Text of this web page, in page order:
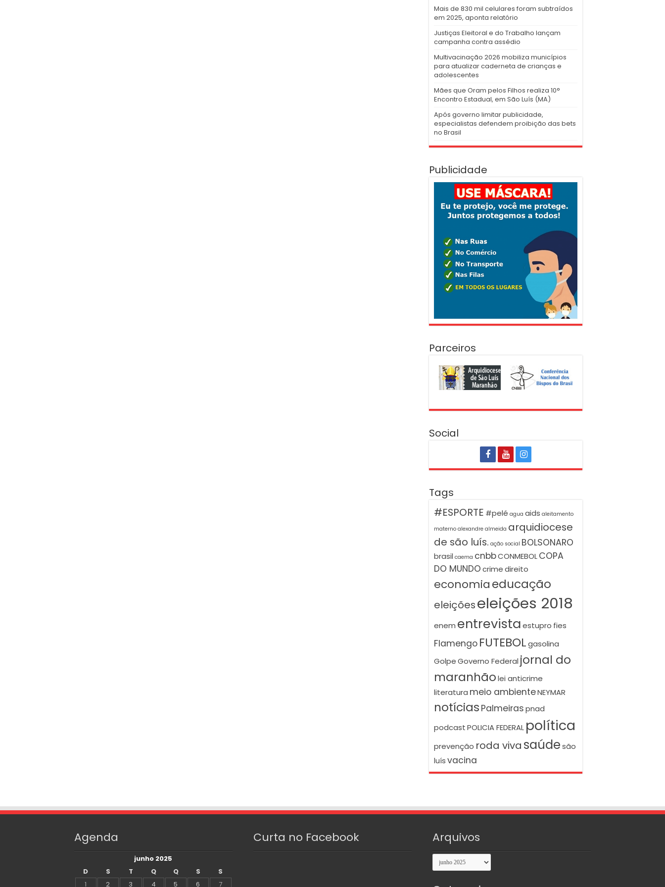
Mais de 830 mil celulares foram subtraídos
em 2025, aponta relatório
Justiças Eleitoral e do Trabalho lançam
campanha contra assédio
Multivacinação 2026 mobiliza municípios
para atualizar caderneta de crianças e
adolescentes
Mães que Oram pelos Filhos realiza 10°
Encontro Estadual, em São Luís (MA)
Após governo limitar publicidade,
especialistas defendem proibição das bets
no Brasil
Publicidade
Parceiros
Social
Tags
#ESPORTE #pelé agua aids aleitamento
materno alexandre almeida arquidiocese
de são luís. ação social BOLSONARO
brasil caema cnbbCONMEBOLCOPA
DO MUNDOcrimedireito
economiaeducação
eleiçõeseleições 2018
enem entrevistaestupro fies
Flamengo FUTEBOLgasolina
GolpeGoverno Federal jornal do
maranhãolei anticrime
literatura meio ambienteNEYMAR
notícias Palmeiraspnad
podcastPOLICIA FEDERAL política
prevenção roda viva saúdesão
luísvacina
Agenda
junho 2025
D
S T Q Q S
S
1
2 3 4 5 6 7
Curta no Facebook Arquivos
Arquivos